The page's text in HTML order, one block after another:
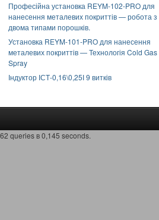
Професійна установка REYM-102-PRO для
нанесення металевих покриттів — робота з
двома типами порошків.
Установка REYM-101-PRO для нанесення
металевих покриттів — Технологія Cold Gas
Spray
Індуктор ІСТ-0,16\0,25І 9 витків
62 queries в 0,145 seconds.